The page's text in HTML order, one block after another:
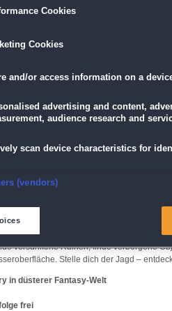
Dieses Spiel ist auch als
erhältlich
mit Bonuskapitel und
Sees
und vergessener Kreaturen. Begleite
versunkene Ruinen, finde verborgene
Stelle dich der Jagd –
in düsterer Fantasy-Welt
frei
Cookies
Cookies
and/or access information on a
advertising and content,
audience research and
scan device characteristics for
security, prevent and detect fraud,
and combine data from other data
different devices
(vendors)